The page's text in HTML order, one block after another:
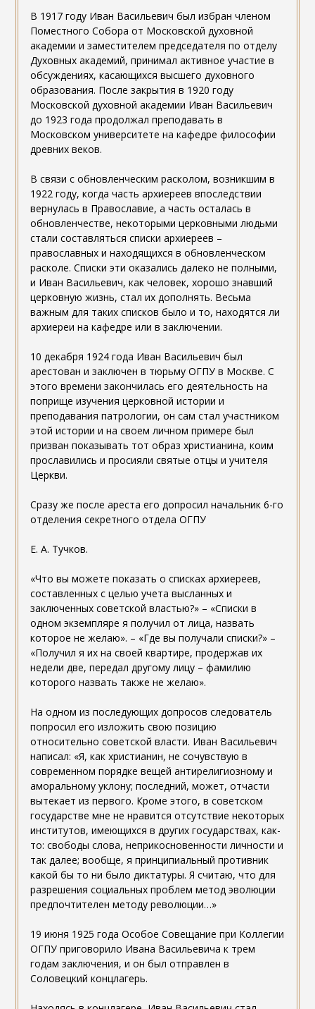
В 1917 году Иван Васильевич был избран членом
Поместного Собора от Московской духовной
академии и заместителем председателя по отделу
Духовных академий, принимал активное участие в
обсуждениях, касающихся высшего духовного
образования. После закрытия в 1920 году
Московской духовной академии Иван Васильевич
до 1923 года продолжал преподавать в
Московском университете на кафедре философии
древних веков.
В связи с обновленческим расколом, возникшим в
1922 году, когда часть архиереев впоследствии
вернулась в Православие, а часть осталась в
обновленчестве, некоторыми церковными людьми
стали составляться списки архиереев –
православных и находящихся в обновленческом
расколе. Списки эти оказались далеко не полными,
и Иван Васильевич, как человек, хорошо знавший
церковную жизнь, стал их дополнять. Весьма
важным для таких списков было и то, находятся ли
архиереи на кафедре или в заключении.
10 декабря 1924 года Иван Васильевич был
арестован и заключен в тюрьму ОГПУ в Москве. С
этого времени закончилась его деятельность на
поприще изучения церковной истории и
преподавания патрологии, он сам стал участником
этой истории и на своем личном примере был
призван показывать тот образ христианина, коим
прославились и просияли святые отцы и учителя
Церкви.
Сразу же после ареста его допросил начальник 6-го
отделения секретного отдела ОГПУ
Е. А. Тучков.
«Что вы можете показать о списках архиереев,
составленных с целью учета высланных и
заключенных советской властью?» – «Списки в
одном экземпляре я получил от лица, назвать
которое не желаю». – «Где вы получали списки?» –
«Получил я их на своей квартире, продержав их
недели две, передал другому лицу – фамилию
которого назвать также не желаю».
На одном из последующих допросов следователь
попросил его изложить свою позицию
относительно советской власти. Иван Васильевич
написал: «Я, как христианин, не сочувствую в
современном порядке вещей антирелигиозному и
аморальному уклону; последний, может, отчасти
вытекает из первого. Кроме этого, в советском
государстве мне не нравится отсутствие некоторых
институтов, имеющихся в других государствах, как-
то: свободы слова, неприкосновенности личности и
так далее; вообще, я принципиальный противник
какой бы то ни было диктатуры. Я считаю, что для
разрешения социальных проблем метод эволюции
предпочтителен методу революции…»
19 июня 1925 года Особое Совещание при Коллегии
ОГПУ приговорило Ивана Васильевича к трем
годам заключения, и он был отправлен в
Соловецкий концлагерь.